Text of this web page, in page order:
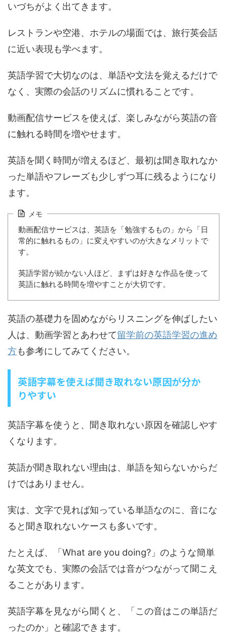
いづちがよく出てきます。
レストランや空港、ホテルの場面では、旅行英会話
に近い表現も学べます。
英語学習で大切なのは、単語や文法を覚えるだけで
なく、実際の会話のリズムに慣れることです。
動画配信サービスを使えば、楽しみながら英語の音
に触れる時間を増やせます。
英語を聞く時間が増えるほど、最初は聞き取れなか
った単語やフレーズも少しずつ耳に残るようになり
ます。
メモ
動画配信サービスは、英語を「勉強するもの」から「日
常的に触れるもの」に変えやすいのが大きなメリットで
す。
英語学習が続かない人ほど、まずは好きな作品を使って
英語に触れる時間を増やすことが大切です。
英語の基礎力を固めながらリスニングを伸ばしたい
人は、動画学習とあわせて留学前の英語学習の進め
方も参考にしてみてください。
英語字幕を使えば聞き取れない原因が分か
りやすい
英語字幕を使うと、聞き取れない原因を確認しやす
くなります。
英語が聞き取れない理由は、単語を知らないからだ
けではありません。
実は、文字で見れば知っている単語なのに、音にな
ると聞き取れないケースも多いです。
たとえば、「What are you doing?」のような簡単
な英文でも、実際の会話では音がつながって聞こえ
ることがあります。
英語字幕を見ながら聞くと、「この音はこの単語だ
ったのか」と確認できます。